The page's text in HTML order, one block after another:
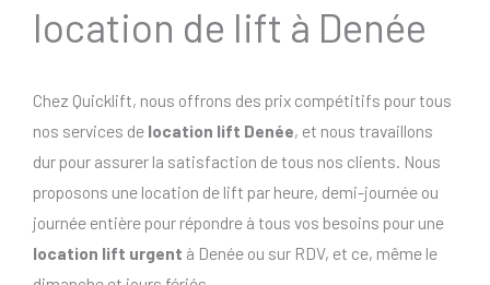
location de lift à Denée
Chez Quicklift, nous offrons des prix compétitifs pour tous
nos services de location lift Denée, et nous travaillons
dur pour assurer la satisfaction de tous nos clients. Nous
proposons une location de lift par heure, demi-journée ou
journée entière pour répondre à tous vos besoins pour une
location lift urgent à Denée ou sur RDV, et ce, même le